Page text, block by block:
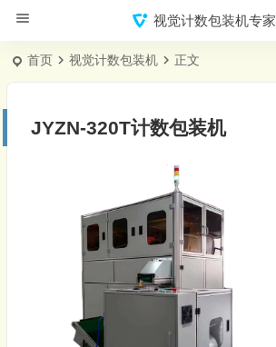
视觉计数包装机专家
首页 视觉计数包装机 正文
JYZN-320T计数包装机